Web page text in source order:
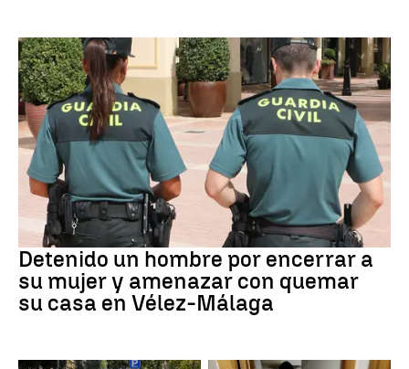
VIOLENCIA MACHISTA
Detenido un hombre por encerrar a
su mujer y amenazar con quemar
su casa en Vélez-Málaga